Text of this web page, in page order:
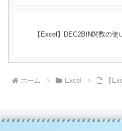
【Excel】DEC2BIN関数の使
ホーム Excel 【